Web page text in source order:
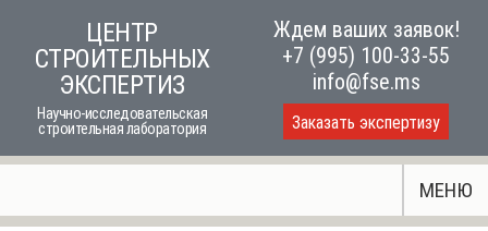
content
ЦЕНТР
СТРОИТЕЛЬНЫХ
ЭКСПЕРТИЗ
Научно-исследовательская
строительная лаборатория
Ждем ваших заявок!
+7 (995) 100-33-55
info@fse.ms
Заказать экспертизу
МЕНЮ